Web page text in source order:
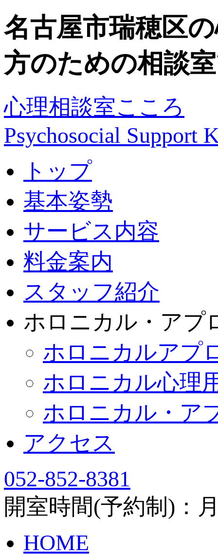
名古屋市瑞穂区
方のための相談
心理相談室こころ
Psychosocial Support
トップ
基本姿勢
サービス内容
料金案内
スタッフ紹介
ホロニカル・アプ
ホロニカルアプ
ホロニカル心理
ホロニカル・ア
アクセス
052-852-8381
開室時間(予約制)：
HOME